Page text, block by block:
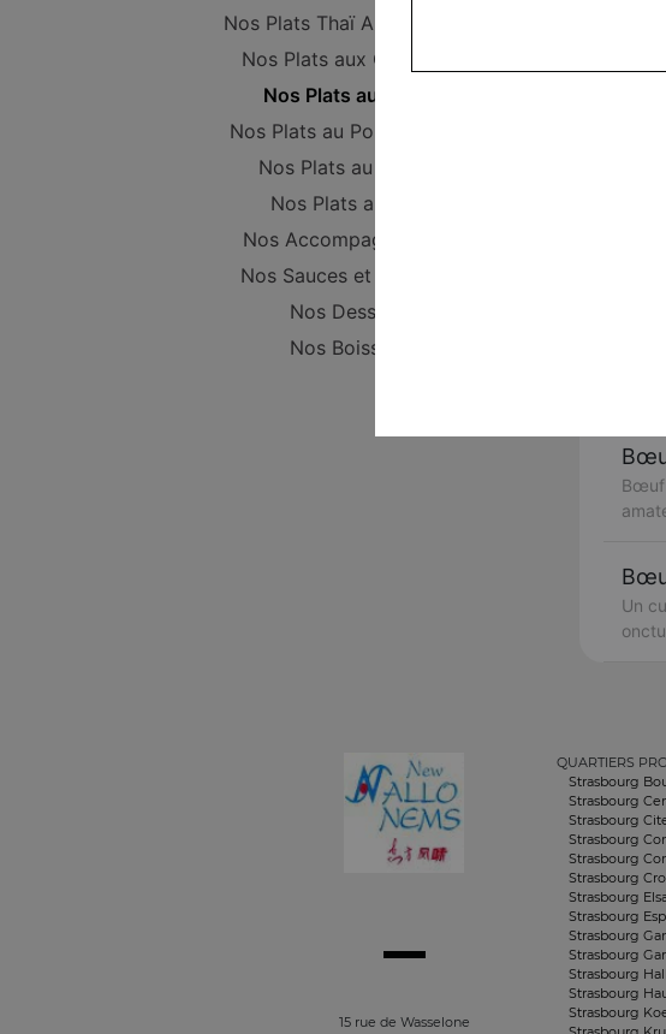
Nos Plats Thaï Authentiques
Nos Plats aux Crevettes
Nos Plats au Boeuf
Nos Plats au Poulet (Halal)
Nos Plats au Canard
Nos Plats au Porc
Nos Accompagnements
Nos Sauces et Couverts
Nos Desserts
Nos Boissons
Bœuf
Un
15 rue de Wasselone
QUARTIERS
Strasbourg
Strasbourg
Strasbourg
Strasbourg
Strasbourg
Strasbourg
Strasbourg
Strasbourg
Strasbourg
Strasbourg
Strasbourg
Strasbourg
Strasbourg